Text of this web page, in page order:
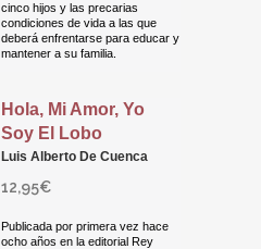
cinco hijos y las precarias
condiciones de vida a las que
deberá enfrentarse para educar y
mantener a su familia.
Hola, Mi Amor, Yo
Soy El Lobo
Luis Alberto De Cuenca
12,95€
Publicada por primera vez hace
ocho años en la editorial Rey